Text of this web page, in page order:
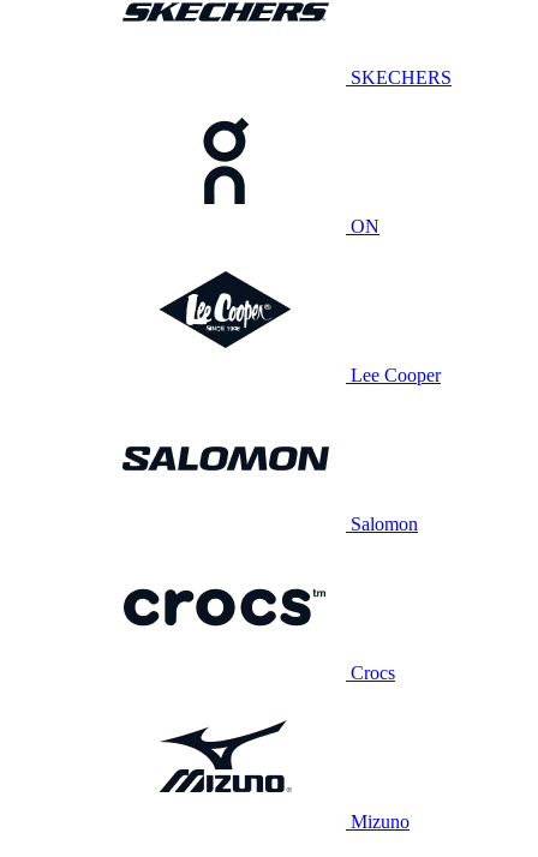
SKECHERS
ON
Lee Cooper
Salomon
Crocs
Mizuno